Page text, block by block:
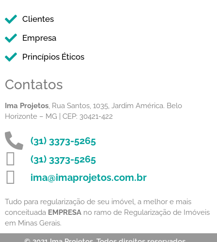
Clientes
Empresa
Princípios Éticos
Contatos
Ima Projetos, Rua Santos, 1035, Jardim América. Belo
Horizonte – MG | CEP: 30421-422
(31) 3373-5265
(31) 3373-5265
ima@imaprojetos.com.br
Tudo para regularização de seu imóvel, a melhor e mais
conceituada EMPRESA no ramo de Regularização de Imóveis
em Minas Gerais.